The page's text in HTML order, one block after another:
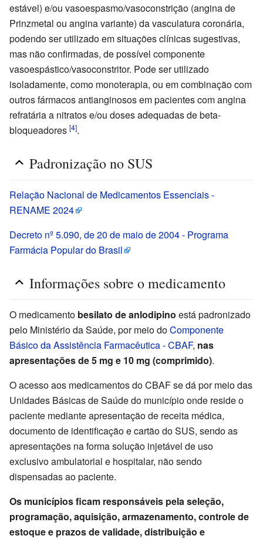
estável) e/ou vasoespasmo/vasoconstrição (angina de
Prinzmetal ou angina variante) da vasculatura coronária,
podendo ser utilizado em situações clínicas sugestivas,
mas não confirmadas, de possível componente
vasoespástico/vasoconstritor. Pode ser utilizado
isoladamente, como monoterapia, ou em combinação com
outros fármacos antianginosos em pacientes com angina
refratária a nitratos e/ou doses adequadas de beta-
bloqueadores [4].
Padronização no SUS
Relação Nacional de Medicamentos Essenciais -
RENAME 2024
Decreto nº 5.090, de 20 de maio de 2004 - Programa
Farmácia Popular do Brasil
Informações sobre o medicamento
O medicamento besilato de anlodipino está padronizado
pelo Ministério da Saúde, por meio doComponente
Básico da Assistência Farmacêutica - CBAF, nas
apresentações de 5 mg e 10 mg (comprimido).
O acesso aos medicamentos do CBAF se dá por meio das
Unidades Básicas de Saúde do município onde reside o
paciente mediante apresentação de receita médica,
documento de identificação e cartão do SUS, sendo as
apresentações na forma solução injetável de uso
exclusivo ambulatorial e hospitalar, não sendo
dispensadas ao paciente.
Os municípios ficam responsáveis pela seleção,
programação, aquisição, armazenamento, controle de
estoque e prazos de validade, distribuição e